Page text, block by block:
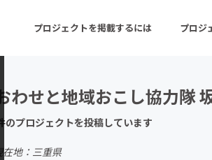
プロジェクトを掲載するには プロジ
ーン 注目の新着プロジェクト
わせと地域おこし協力隊
のプロジェクトを投稿しています
在地：三重県